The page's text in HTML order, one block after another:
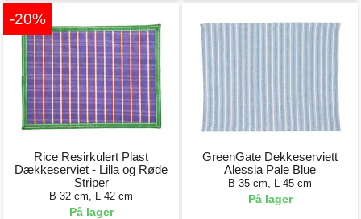
-20%
Rice Resirkulert Plast
Dækkeserviet - Lilla og Røde
Striper
B 32 cm, L 42 cm
På lager
GreenGate Dekkeserviett
Alessia Pale Blue
B 35 cm, L 45 cm
På lager